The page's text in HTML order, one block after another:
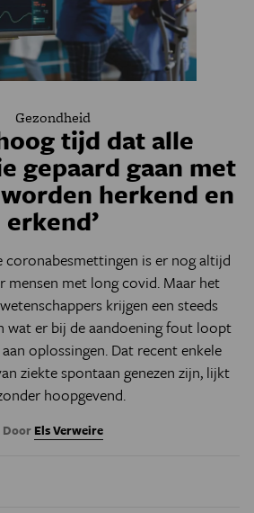
Gezondheid
tijd dat alle
gepaard gaan met
herkend en
erkend’
coronabesmettingen is er nog altijd
mensen met long covid. Maar het
krijgen een steeds
wat er bij de aandoening fout loopt
oplossingen. Dat recent enkele
ziekte spontaan genezen zijn, lijkt
hoopgevend.
Door Els Verweire